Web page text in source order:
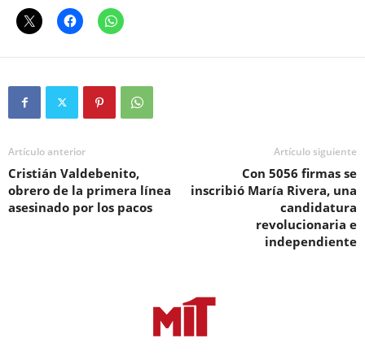
Artículo anterior
Cristián Valdebenito,
obrero de la primera línea
asesinado por los pacos
Artículo siguiente
Con 5056 firmas se
inscribió María Rivera, una
candidatura
revolucionaria e
independiente